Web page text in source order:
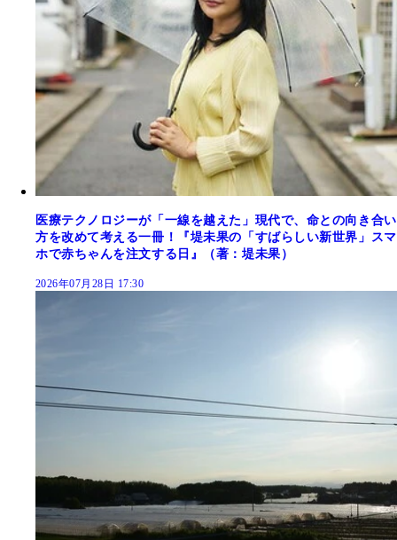
医療テクノロジーが「一線を越えた」現代で、命との向き合い
方を改めて考える一冊！『堤未果の「すばらしい新世界」スマ
ホで赤ちゃんを注文する日』（著：堤未果）
2026年07月28日 17:30